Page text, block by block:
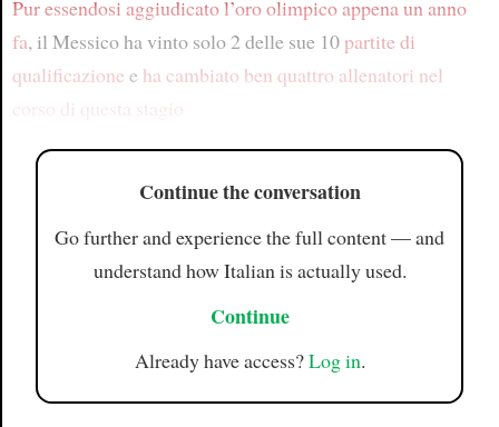
Pur essendosi aggiudicato l’oro olimpico appena un anno
fa, il Messico ha vinto solo 2 delle sue 10 partite di
qualificazione e ha cambiato ben quattro allenatori nel
corso di questa stagio
Continue the conversation
Go further and experience the full content — and
understand how Italian is actually used.
Continue
Already have access?Log in.